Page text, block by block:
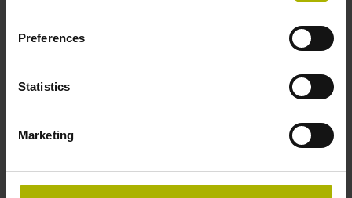
Preferences
Statistics
Marketing